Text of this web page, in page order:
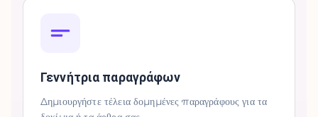
Γεννήτρια παραγράφων
Δημιουργήστε τέλεια δομημένες παραγράφους για τα